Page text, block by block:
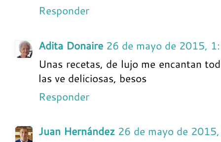
Responder
Adita Donaire 26 de mayo de 2015,
Unas recetas, de lujo me encantan todas,
las ve deliciosas, besos
Responder
Juan Hernández 26 de mayo de